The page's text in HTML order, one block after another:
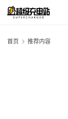
首页 推荐内容